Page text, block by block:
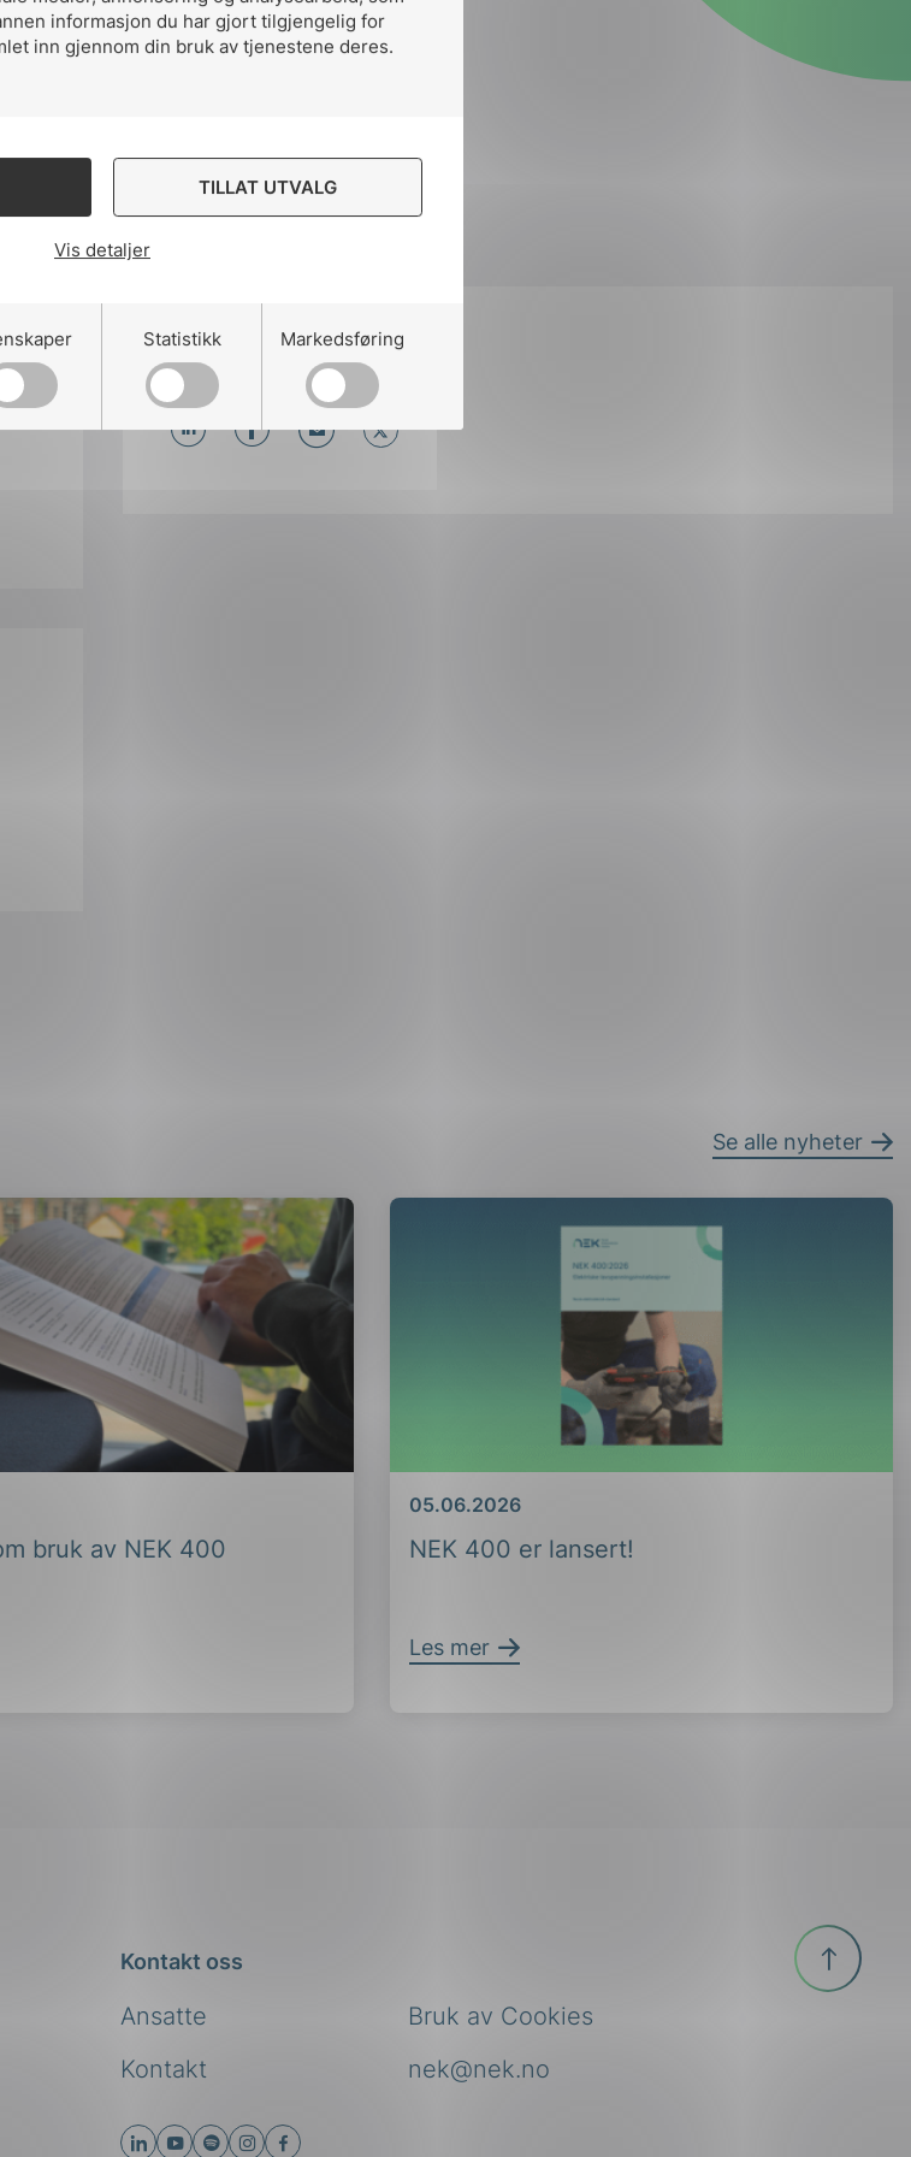
informasjon du har gjort tilgjengelig for
inn gjennom din bruk av tjenestene deres.
TILLAT UTVALG
Vis detaljer
Statistikk Markedsføring
så raskt som mulig.
Del artikkelen på:
Se alle nyheter
bruk av NEK 400 NEK 400 er lansert!
Dato
05.06.2026
Les mer
Kontakt oss
Ansatte
nek@nek.no
Kontakt
Bruk av Cookies
Til
toppen